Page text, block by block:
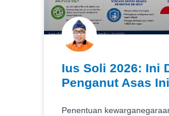
Ius Soli 2026: Ini
Penganut Asas Ini
Penentuan